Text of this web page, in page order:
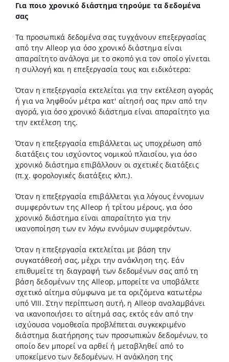
Για ποιο χρονικό διάστημα τηρούμε τα δεδομένα
σας
Τα προσωπικά δεδομένα σας τυγχάνουν επεξεργασίας
από την Alleop για όσο χρονικό διάστημα είναι
απαραίτητο ανάλογα με το σκοπό για τον οποίο γίνεται
η συλλογή και η επεξεργασία τους και ειδικότερα:
Όταν η επεξεργασία εκτελείται για την εκτέλεση αγοράς
ή για να ληφθούν μέτρα κατ' αίτησή σας πριν από την
αγορά, για όσο χρονικό διάστημα είναι απαραίτητο για
την εκτέλεση της.
Όταν η επεξεργασία επιβάλλεται ως υποχρέωση από
διατάξεις του ισχύοντος νομικού πλαισίου, για όσο
χρονικό διάστημα επιβάλλουν οι σχετικές διατάξεις
(π.χ. φορολογικές διατάξεις κλπ.).
Όταν η επεξεργασία επιβάλλεται για λόγους έννομων
συμφερόντων της Alleop ή τρίτου μέρους, για όσο
χρονικό διάστημα είναι απαραίτητο για την
ικανοποίηση των εν λόγω εννόμων συμφερόντων.
Όταν η επεξεργασία εκτελείται με βάση την
συγκατάθεσή σας, μέχρι την ανάκληση της. Εάν
επιθυμείτε τη διαγραφή των δεδομένων σας από τη
βάση δεδομένων της Alleop, μπορείτε να υποβάλετε
σχετικό αίτημα σύμφωνα με τα οριζόμενα κατωτέρω
υπό VΙΙI. Στην περίπτωση αυτή, η Alleop αναλαμβάνει
να ικανοποιήσει το αίτημά σας, εκτός εάν από την
ισχύουσα νομοθεσία προβλέπεται συγκεκριμένο
διάστημα διατήρησης των προσωπικών δεδομένων, το
οποίο δεν μπορεί να αρθεί ή μεταβληθεί από το
υποκείμενο των δεδομένων. Η ανάκληση της